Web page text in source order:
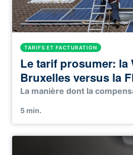
TARIFS ET FACTURATION
Le tarif prosumer: la
Bruxelles versus la
La manière dont la
5 min.